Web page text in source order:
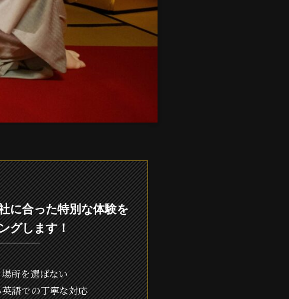
に合った特別な体験を
グします！
所を選ばない
語での丁寧な対応